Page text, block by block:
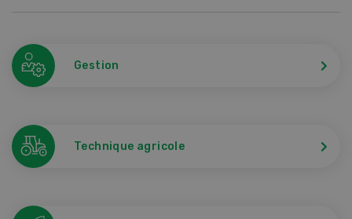
Gestion
Technique agricole